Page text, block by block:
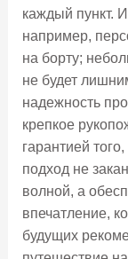
каждый пункт.
например,
на борту;
не будет
надежность
крепкое
гарантией
подход не
волной, а
впечатление,
будущих